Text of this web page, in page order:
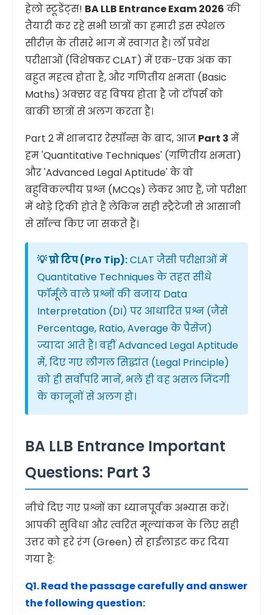
हेलो स्टूडेंट्स! BA LLB Entrance Exam 2026 की
तैयारी कर रहे सभी छात्रों का हमारी इस स्पेशल
सीरीज़ के तीसरे भाग में स्वागत है। लॉ प्रवेश
परीक्षाओं (विशेषकर CLAT) में एक-एक अंक का
बहुत महत्व होता है, और गणितीय क्षमता (Basic
Maths) अक्सर वह विषय होता है जो टॉपर्स को
बाकी छात्रों से अलग करता है।
Part 2 में शानदार रेस्पॉन्स के बाद, आज Part 3 में
हम 'Quantitative Techniques' (गणितीय क्षमता)
और 'Advanced Legal Aptitude' के वो
बहुविकल्पीय प्रश्न (MCQs) लेकर आए हैं, जो परीक्षा
में थोड़े ट्रिकी होते हैं लेकिन सही स्ट्रैटेजी से आसानी
से सॉल्व किए जा सकते हैं।
💡 प्रो टिप (Pro Tip):CLAT जैसी परीक्षाओं में
Quantitative Techniques के तहत सीधे
फॉर्मूले वाले प्रश्नों की बजाय Data
Interpretation (DI) पर आधारित प्रश्न (जैसे
Percentage, Ratio, Average के पैसेज)
ज्यादा आते हैं। वहीं Advanced Legal Aptitude
में, दिए गए लीगल सिद्धांत (Legal Principle)
को ही सर्वोपरि मानें, भले ही वह असल जिंदगी
के कानूनों से अलग हो।
BA LLB Entrance Important
Questions: Part 3
नीचे दिए गए प्रश्नों का ध्यानपूर्वक अभ्यास करें।
आपकी सुविधा और त्वरित मूल्यांकन के लिए सही
उत्तर को हरे रंग (Green) से हाईलाइट कर दिया
गया है:
Q1. Read the passage carefully and answer
the following question: